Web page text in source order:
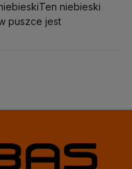
niebieski
puszce jest